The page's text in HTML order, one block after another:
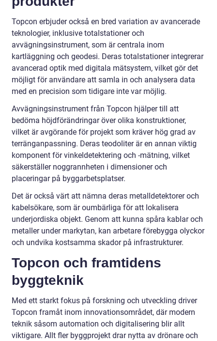
Topcon erbjuder också en bred variation av avancerade
teknologier, inklusive totalstationer och
avvägningsinstrument, som är centrala inom
kartläggning och geodesi. Deras totalstationer integrerar
avancerad optik med digitala mätsystem, vilket gör det
möjligt för användare att samla in och analysera data
med en precision som tidigare inte var möjlig.
Avvägningsinstrument från Topcon hjälper till att
bedöma höjdförändringar över olika konstruktioner,
vilket är avgörande för projekt som kräver hög grad av
terränganpassning. Deras teodoliter är en annan viktig
komponent för vinkeldetektering och -mätning, vilket
säkerställer noggrannheten i dimensioner och
placeringar på byggarbetsplatser.
Det är också värt att nämna deras metalldetektorer och
kabelsökare, som är oumbärliga för att lokalisera
underjordiska objekt. Genom att kunna spåra kablar och
metaller under markytan, kan arbetare förebygga olyckor
och undvika kostsamma skador på infrastrukturer.
Topcon och framtidens
byggteknik
Med ett starkt fokus på forskning och utveckling driver
Topcon framåt inom innovationsområdet, där modern
teknik såsom automation och digitalisering blir allt
viktigare. Allt fler byggprojekt drar nytta av drönare och